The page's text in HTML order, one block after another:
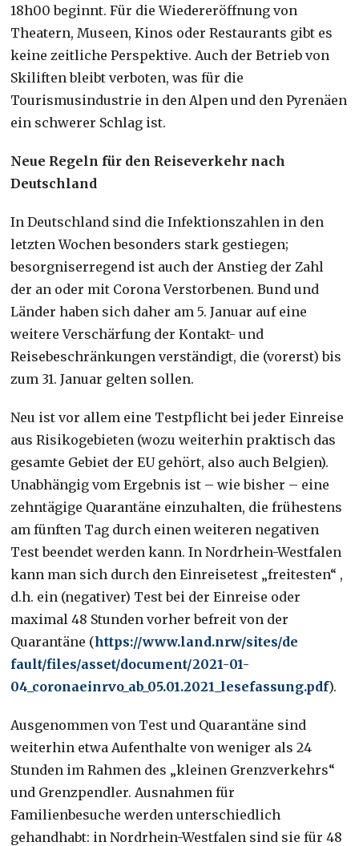
18h00 beginnt. Für die Wiedereröffnung von
Theatern, Museen, Kinos oder Restaurants gibt es
keine zeitliche Perspektive. Auch der Betrieb von
Skiliften bleibt verboten, was für die
Tourismusindustrie in den Alpen und den Pyrenäen
ein schwerer Schlag ist.
Neue Regeln für den Reiseverkehr nach
Deutschland
In Deutschland sind die Infektionszahlen in den
letzten Wochen besonders stark gestiegen;
besorgniserregend ist auch der Anstieg der Zahl
der an oder mit Corona Verstorbenen. Bund und
Länder haben sich daher am 5. Januar auf eine
weitere Verschärfung der Kontakt- und
Reisebeschränkungen verständigt, die (vorerst) bis
zum 31. Januar gelten sollen.
Neu ist vor allem eine Testpflicht bei jeder Einreise
aus Risikogebieten (wozu weiterhin praktisch das
gesamte Gebiet der EU gehört, also auch Belgien).
Unabhängig vom Ergebnis ist – wie bisher – eine
zehntägige Quarantäne einzuhalten, die frühestens
am fünften Tag durch einen weiteren negativen
Test beendet werden kann. In Nordrhein-Westfalen
kann man sich durch den Einreisetest „freitesten“ ,
d.h. ein (negativer) Test bei der Einreise oder
maximal 48 Stunden vorher befreit von der
Quarantäne (https://www.land.nrw/sites/de
fault/files/asset/document/2021-01-
04_coronaeinrvo_ab_05.01.2021_lesefassung.pdf).
Ausgenommen von Test und Quarantäne sind
weiterhin etwa Aufenthalte von weniger als 24
Stunden im Rahmen des „kleinen Grenzverkehrs“
und Grenzpendler. Ausnahmen für
Familienbesuche werden unterschiedlich
gehandhabt: in Nordrhein-Westfalen sind sie für 48